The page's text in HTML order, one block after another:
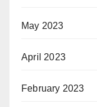
May 2023
April 2023
February 2023